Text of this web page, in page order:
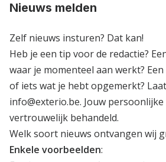
gaan
Nieuws melden
Zelf nieuws insturen? Dat kan!
Heb je een tip voor de redactie?
waar je momenteel aan werkt?
of iets wat je hebt opgemerkt?
info@exterio.be. Jouw
vertrouwelijk behandeld.
Welk soort nieuws ontvangen wij
Enkele voorbeelden: